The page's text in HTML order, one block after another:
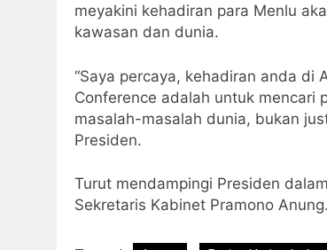
meyakini kehadiran para Menlu
kawasan dan dunia.
“Saya percaya, kehadiran anda di
Conference adalah untuk mencari
masalah-masalah dunia, bukan
Presiden.
Turut mendampingi Presiden
Sekretaris Kabinet Pramono